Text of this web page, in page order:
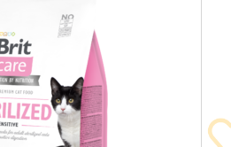
Brit Care
Brit PREMIUM by
Other
CATS
Brit Care Cat